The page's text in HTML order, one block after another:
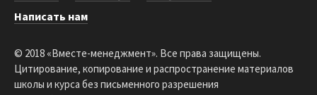
Написать нам
© 2018 «Вместе-менеджмент». Все права защищены.
Цитирование, копирование и распространение материалов
школы и курса без письменного разрешения